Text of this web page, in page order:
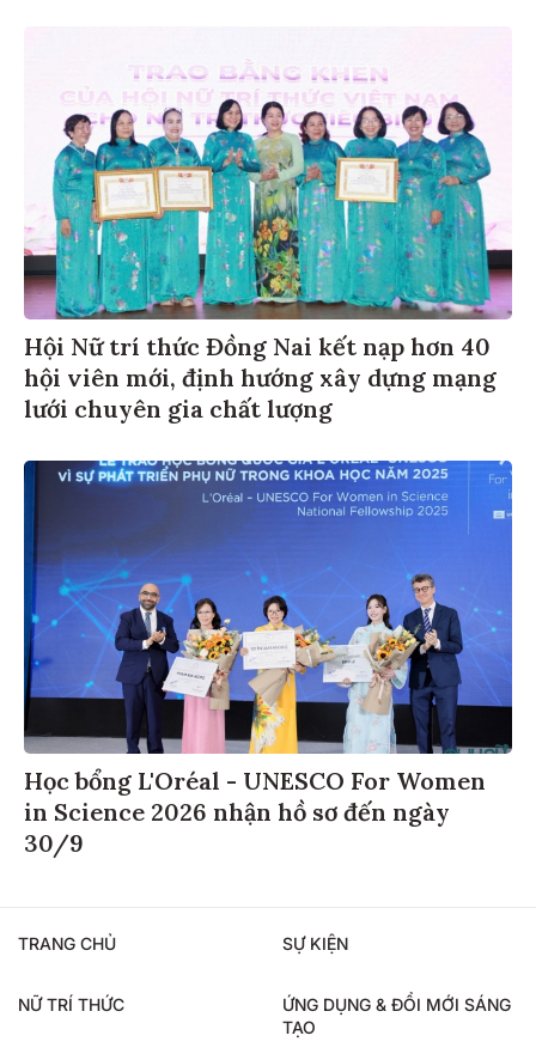
Hội Nữ trí thức Đồng Nai kết nạp hơn 40
hội viên mới, định hướng xây dựng mạng
lưới chuyên gia chất lượng
Học bổng L'Oréal - UNESCO For Women
in Science 2026 nhận hồ sơ đến ngày
30/9
TRANG CHỦ SỰ KIỆN
NỮ TRÍ THỨC
ỨNG DỤNG & ĐỔI MỚI SÁNG
TẠO